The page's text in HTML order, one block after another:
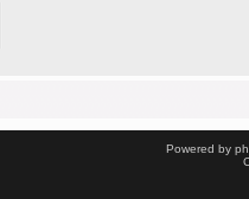
Powered by